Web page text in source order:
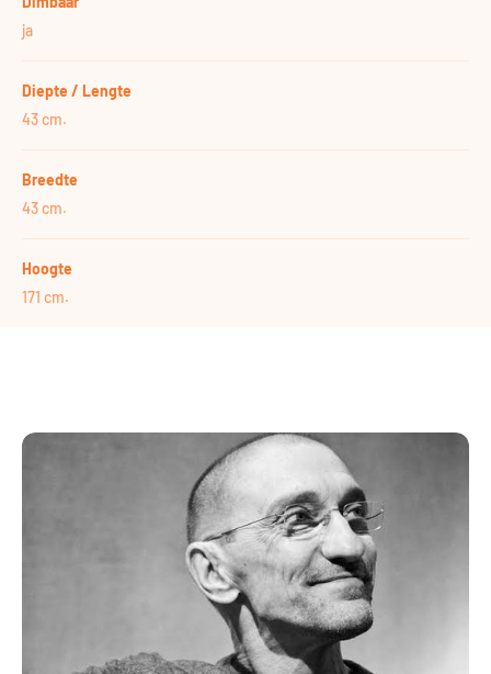
ja
Diepte / Lengte
43 cm.
Breedte
43 cm.
Hoogte
171 cm.